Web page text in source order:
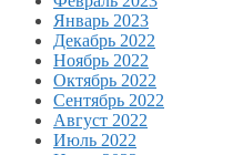
Январь 2023
Декабрь 2022
Ноябрь 2022
Октябрь 2022
Сентябрь 2022
Август 2022
Июль 2022